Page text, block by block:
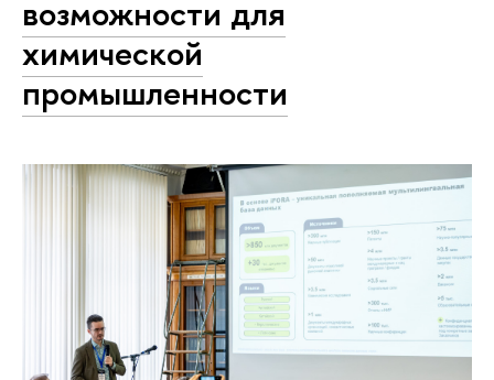
возможности для
химической
промышленности